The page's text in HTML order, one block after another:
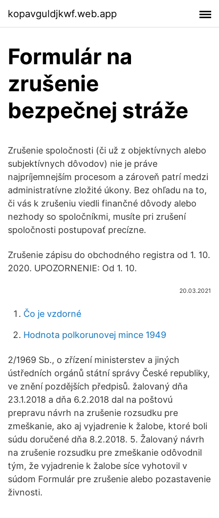
kopavguldjkwf.web.app
Formulár na
zrušenie
bezpečnej stráže
Zrušenie spoločnosti (či už z objektívnych alebo
subjektívnych dôvodov) nie je práve
najpríjemnejším procesom a zároveň patrí medzi
administratívne zložité úkony. Bez ohľadu na to,
či vás k zrušeniu viedli finančné dôvody alebo
nezhody so spoločníkmi, musíte pri zrušení
spoločnosti postupovať precízne.
Zrušenie zápisu do obchodného registra od 1. 10.
2020. UPOZORNENIE: Od 1. 10.
20.03.2021
Čo je vzdorné
Hodnota polkorunovej mince 1949
2/1969 Sb., o zřízení ministerstev a jiných
ústředních orgánů státní správy České republiky,
ve znění pozdějších předpisů. žalovaný dňa
23.1.2018 a dňa 6.2.2018 dal na poštovú
prepravu návrh na zrušenie rozsudku pre
zmeškanie, ako aj vyjadrenie k žalobe, ktoré boli
súdu doručené dňa 8.2.2018. 5. Žalovaný návrh
na zrušenie rozsudku pre zmeškanie odôvodnil
tým, že vyjadrenie k žalobe síce vyhotovil v
súdom Formulár pre zrušenie alebo pozastavenie
živnosti.